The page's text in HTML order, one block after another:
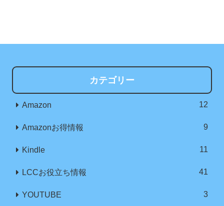
カテゴリー
Amazon 12
Amazonお得情報 9
Kindle 11
LCCお役立ち情報 41
YOUTUBE 3